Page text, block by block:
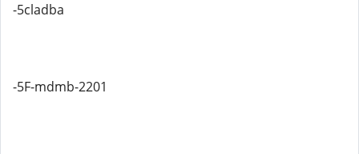
-5cladba
-5F-mdmb-2201